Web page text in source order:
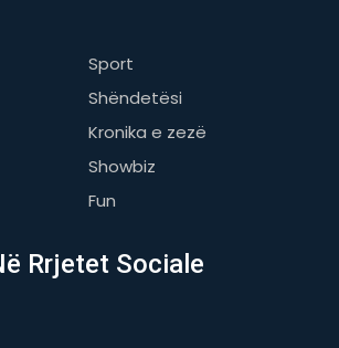
Sport
Shëndetësi
Kronika e zezë
Showbiz
Fun
Rrjetet Sociale